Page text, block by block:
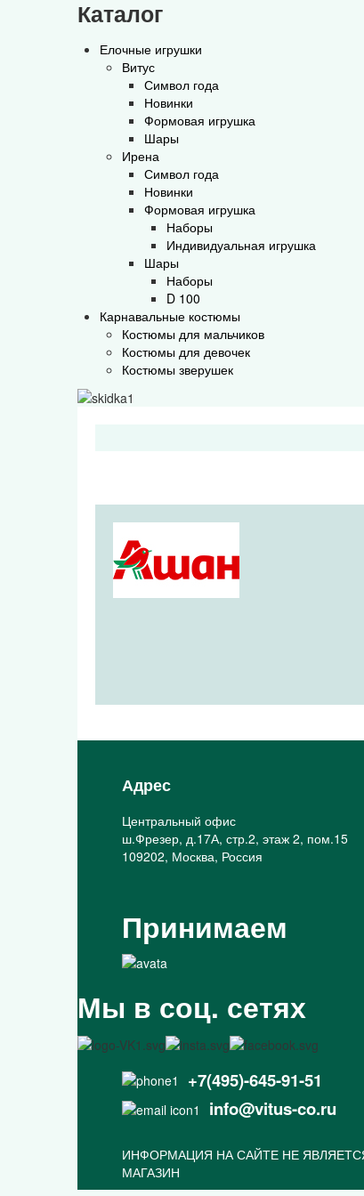
Каталог
Елочные игрушки
Витус
Символ года
Новинки
Формовая игрушка
Шары
Ирена
Символ года
Новинки
Формовая игрушка
Наборы
Индивидуальная игрушка
Шары
Наборы
D 100
Карнавальные костюмы
Костюмы для мальчиков
Костюмы для девочек
Костюмы зверушек
Адрес
Центральный офис
ш.Фрезер, д.17А, стр.2, этаж 2, пом.15
109202, Москва, Россия
Принимаем
Мы в соц. сетях
+7(495)-645-91-51
info@vitus-co.ru
ИНФОРМАЦИЯ НА САЙТЕ НЕ
МАГАЗИН